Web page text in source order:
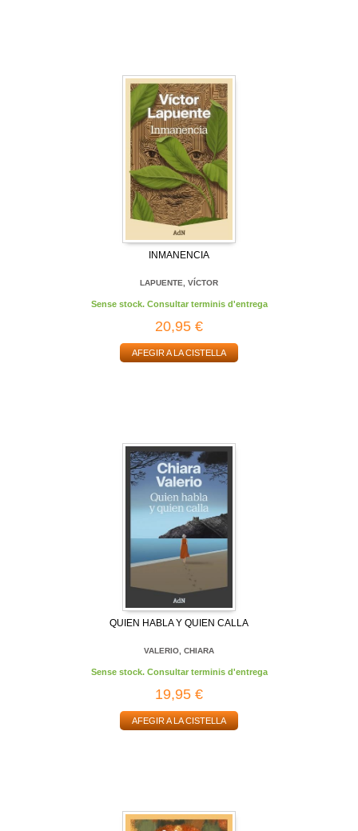
INMANENCIA
LAPUENTE, VÍCTOR
Sense stock. Consultar terminis d'entrega
20,95 €
AFEGIR A LA CISTELLA
QUIEN HABLA Y QUIEN CALLA
VALERIO, CHIARA
Sense stock. Consultar terminis d'entrega
19,95 €
AFEGIR A LA CISTELLA